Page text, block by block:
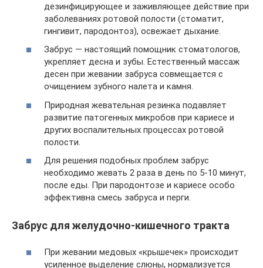
дезинфицирующее и заживляющее действие при
заболеваниях ротовой полости (стоматит,
гингивит, пародонтоз), освежает дыхание.
Забрус — настоящий помощник стоматологов,
укрепляет десна и зубы. Естественный массаж
десен при жевании забруса совмещается с
очищением зубного налета и камня.
Природная жевательная резинка подавляет
развитие патогенных микробов при кариесе и
других воспалительных процессах ротовой
полости.
Для решения подобных проблем забрус
необходимо жевать 2 раза в день по 5-10 минут,
после еды. При пародонтозе и кариесе особо
эффективна смесь забруса и перги.
Забрус для желудочно-кишечного тракта
При жевании медовых «крышечек» происходит
усиленное выделение слюны, нормализуется